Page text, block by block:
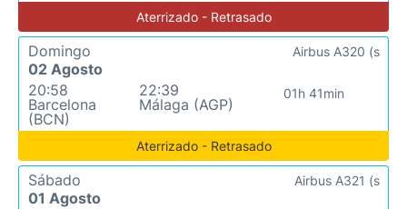
Aterrizado - Retrasado
Domingo
02 Agosto
20:58
Barcelona
(BCN)
22:39
Málaga (AGP)
01h 41min
Airbus A320 (s
Aterrizado - Retrasado
Sábado
01 Agosto
Airbus A321 (s